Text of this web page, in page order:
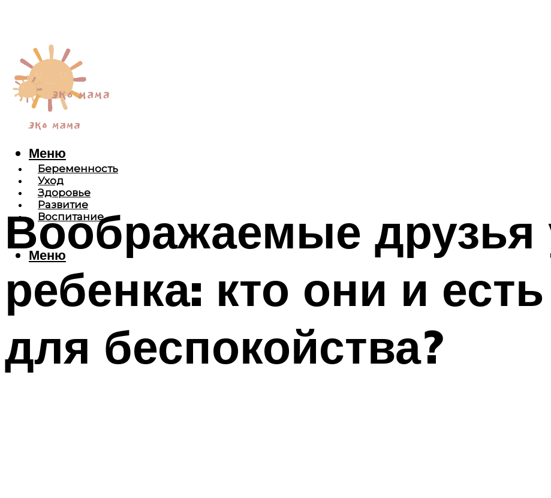
Беременность
Уход
Здоровье
Развитие
Воспитание
Меню
Меню
Воображаемые друзья
ребенка: кто они и
для беспокойства?